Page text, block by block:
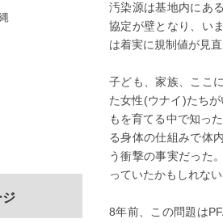
ジ
汚染源は基地内にあ
協定が壁となり、い
は着実に規制値が見
子ども、家族、ここ
た女性(ウナイ)たち
もを育てる中で知っ
る身体の仕組みで体
う衝撃の事実だった
っていたかもしれな
8年前、この問題は